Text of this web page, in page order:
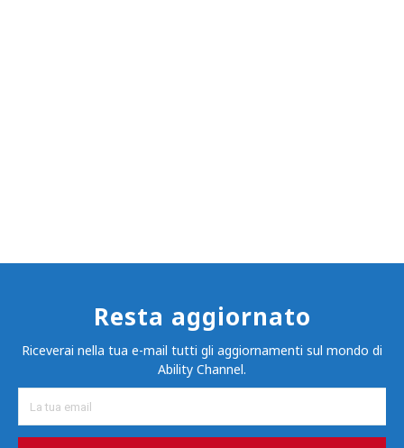
Resta aggiornato
Riceverai nella tua e-mail tutti gli aggiornamenti sul mondo di
Ability Channel.